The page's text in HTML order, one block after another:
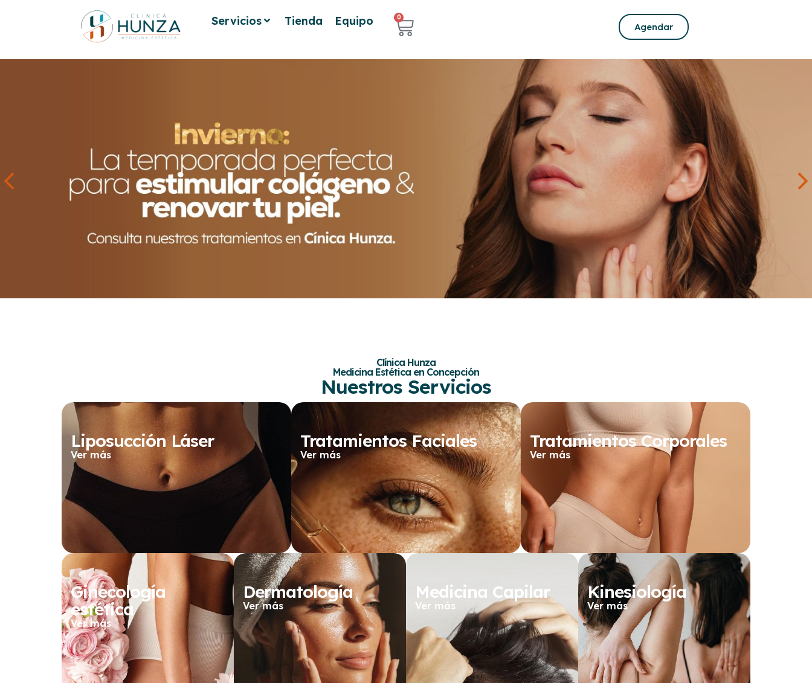
Servicios Tienda Equipo 0
Agendar
Clínica Hunza
Medicina Estética en Concepción
Nuestros Servicios
Liposucción Láser
Ver más
Tratamientos Faciales
Ver más
Tratamientos Corporales
Ver más
Ginecología
estética
Ver más
Dermatología
Ver más
Medicina Capilar
Ver más
Kinesiología
Ver más